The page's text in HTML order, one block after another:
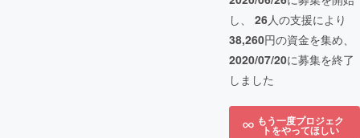
し、 26人の支援により
38,260円の資金を集め、
2020/07/20に募集を終了
しました
もう一度プロジェク
トをやってほしい